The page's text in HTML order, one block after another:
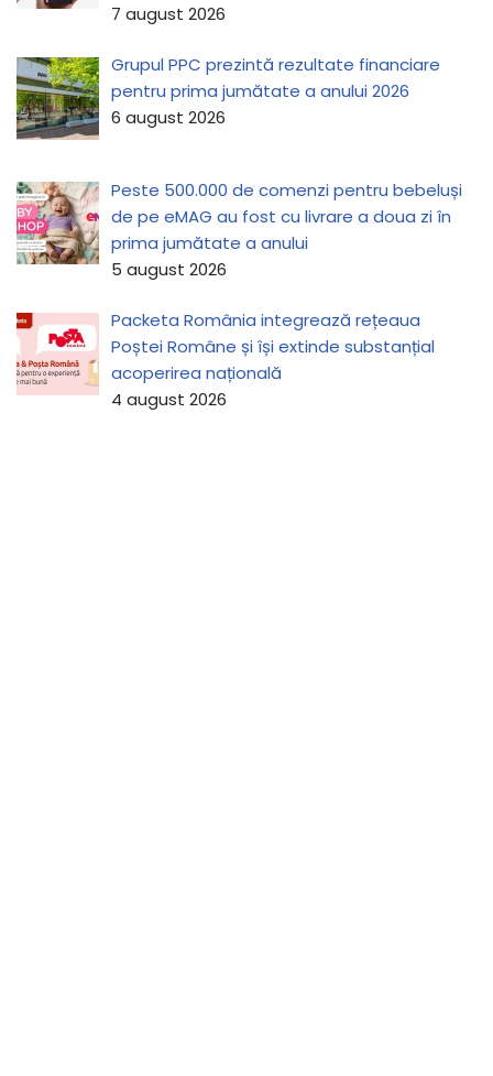
7 august 2026
Grupul PPC prezintă rezultate financiare
pentru prima jumătate a anului 2026
6 august 2026
Peste 500.000 de comenzi pentru bebeluși
de pe eMAG au fost cu livrare a doua zi în
prima jumătate a anului
5 august 2026
Packeta România integrează rețeaua
Poștei Române și își extinde substanțial
acoperirea națională
4 august 2026